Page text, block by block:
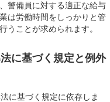
警備員に対する適正な給与
は労働時間をしっかりと管
うことが求められます。
に基づく規定と例外
に基づく規定に依存しま